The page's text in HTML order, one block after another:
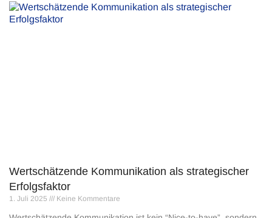
Wertschätzende Kommunikation als strategischer
Erfolgsfaktor
1. Juli 2025 Keine Kommentare